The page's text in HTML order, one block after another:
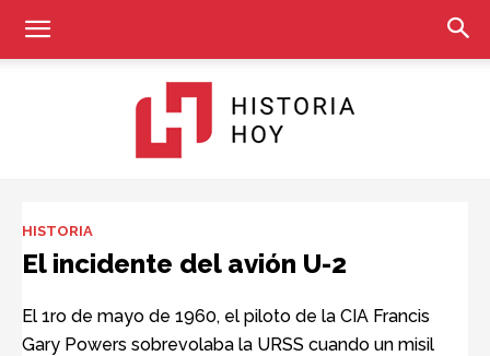
Hoy
HISTORIA
El incidente del avión U-2
El 1ro de mayo de 1960, el piloto de la CIA Francis
Gary Powers sobrevolaba la URSS cuando un misil